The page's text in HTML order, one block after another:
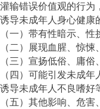
灌输错误价值观的行为
诱导未成年人身心健康
（一）带有性暗示、
（二）展现血腥、惊
（三）宣扬低俗、庸
（四）可能引发未成
诱导未成年人不良嗜好
（五）其他影响、危